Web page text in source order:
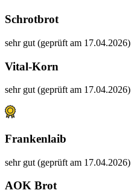
Schrotbrot
sehr gut (geprüft am 17.04.2026)
Vital-Korn
sehr gut (geprüft am 17.04.2026)
Frankenlaib
sehr gut (geprüft am 17.04.2026)
AOK Brot